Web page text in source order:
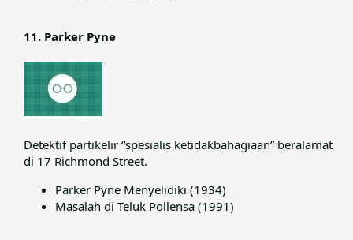
11. Parker Pyne
Detektif partikelir “spesialis ketidakbahagiaan” beralamat
di 17 Richmond Street.​
Parker Pyne Menyelidiki (1934)
Masalah di Teluk Pollensa (1991)